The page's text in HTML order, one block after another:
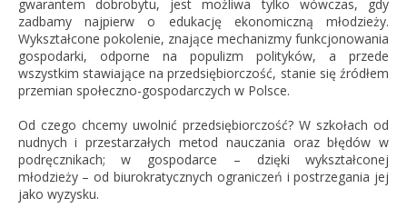
gwarantem dobrobytu, jest możliwa tylko wówczas, gdy
zadbamy najpierw o edukację ekonomiczną młodzieży.
Wykształcone pokolenie, znające mechanizmy funkcjonowania
gospodarki, odporne na populizm polityków, a przede
wszystkim stawiające na przedsiębiorczość, stanie się źródłem
przemian społeczno-gospodarczych w Polsce.
Od czego chcemy uwolnić przedsiębiorczość? W szkołach od
nudnych i przestarzałych metod nauczania oraz błędów w
podręcznikach; w gospodarce – dzięki wykształconej
młodzieży – od biurokratycznych ograniczeń i postrzegania jej
jako wyzysku.